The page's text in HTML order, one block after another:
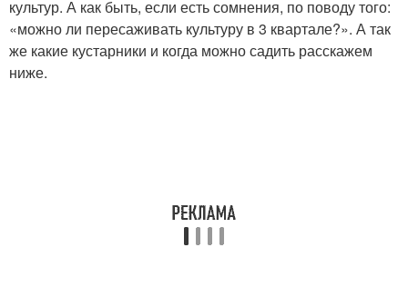
культур. А как быть, если есть сомнения, по поводу того:
«можно ли пересаживать культуру в 3 квартале?». А так
же какие кустарники и когда можно садить расскажем
ниже.